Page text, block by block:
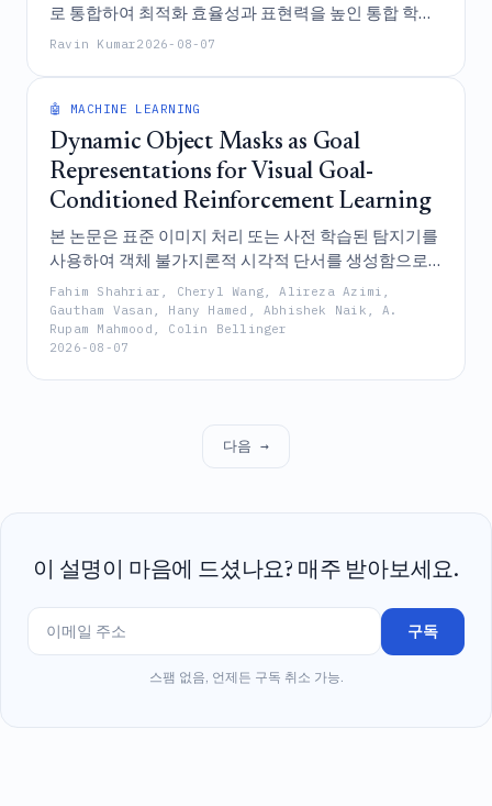
로 통합하여 최적화 효율성과 표현력을 높인 통합 학습
가능 구조인 APTx 뉴런을 소개하며, MNIST 데이터셋
Ravin Kumar2026-08-07
🤖 MACHINE LEARNING
Dynamic Object Masks as Goal
Representations for Visual Goal-
Conditioned Reinforcement Learning
본 논문은 표준 이미지 처리 또는 사전 학습된 탐지기를
사용하여 객체 불가지론적 시각적 단서를 생성함으로
써 특권 상태 정보의 필요성을 제거하는, 시각적 목표 조
건부 강화 학습을 위한 동적 객체 마스크 기반 목표 표현
을 제안하며, 이를 통해 높은 성공률, 미학습 객체에 대
한 강력한 일반화, 그리고 로봇 팔에 대한 성공적인 sim-
to-real 전이를 달성한다.
Fahim Shahriar, Cheryl Wang, Alireza Azimi,
Gautham Vasan, Hany Hamed, Abhishek Naik, A.
Rupam Mahmood, Colin Bellinger
2026-08-07
다음 →
이 설명이 마음에 드셨나요? 매주 받아보세요.
구독
스팸 없음, 언제든 구독 취소 가능.